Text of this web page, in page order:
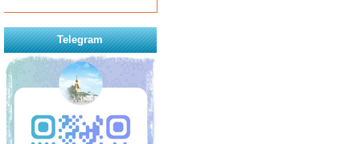
Telegram